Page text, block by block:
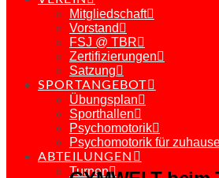
Mitgliedschaft
Vorstand
FSJ @ TBR
Zertifizierungen
Satzung
SPORTANGEBOT
Übungsplan
Sporthallen
Psychomotorik
Psychomotorik für
ABTEILUNGEN
Turnen